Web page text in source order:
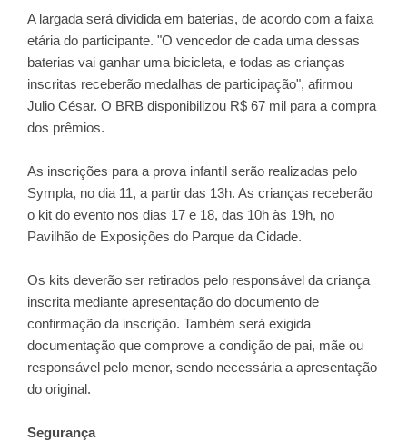
A largada será dividida em baterias, de acordo com a faixa
etária do participante. "O vencedor de cada uma dessas
baterias vai ganhar uma bicicleta, e todas as crianças
inscritas receberão medalhas de participação", afirmou
Julio César. O BRB disponibilizou R$ 67 mil para a compra
dos prêmios.
As inscrições para a prova infantil serão realizadas pelo
Sympla, no dia 11, a partir das 13h. As crianças receberão
o kit do evento nos dias 17 e 18, das 10h às 19h, no
Pavilhão de Exposições do Parque da Cidade.
Os kits deverão ser retirados pelo responsável da criança
inscrita mediante apresentação do documento de
confirmação da inscrição. Também será exigida
documentação que comprove a condição de pai, mãe ou
responsável pelo menor, sendo necessária a apresentação
do original.
Segurança